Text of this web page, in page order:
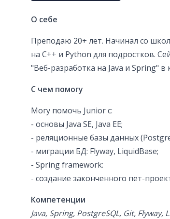
О себе
Преподаю 20+ лет. Начинал со
на С++ и Python для подростков.
"Веб-разработка на Java и Spring"
С чем помогу
Могу помочь Junior с:
- основы Java SE, Java EE;
- реляционные базы данных
- миграции БД: Flyway, LiquidBase;
- Spring framework:
- создание законченного пет-
Компетенции
Java, Spring, PostgreSQL, Git, Flyway,